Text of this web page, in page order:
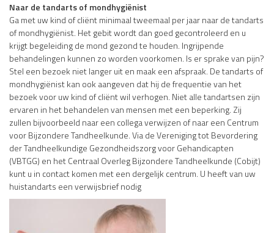
Naar de tandarts of mondhygiënist
Ga met uw kind of cliënt minimaal tweemaal per jaar naar de tandarts
of mondhygiënist. Het gebit wordt dan goed gecontroleerd en u
krijgt begeleiding de mond gezond te houden. Ingrijpende
behandelingen kunnen zo worden voorkomen. Is er sprake van pijn?
Stel een bezoek niet langer uit en maak een afspraak. De tandarts of
mondhygiënist kan ook aangeven dat hij de frequentie van het
bezoek voor uw kind of cliënt wil verhogen. Niet alle tandartsen zijn
ervaren in het behandelen van mensen met een beperking. Zij
zullen bijvoorbeeld naar een collega verwijzen of naar een Centrum
voor Bijzondere Tandheelkunde. Via de Vereniging tot Bevordering
der Tandheelkundige Gezondheidszorg voor Gehandicapten
(VBTGG) en het Centraal Overleg Bijzondere Tandheelkunde (Cobijt)
kunt u in contact komen met een dergelijk centrum. U heeft van uw
huistandarts een verwijsbrief nodig